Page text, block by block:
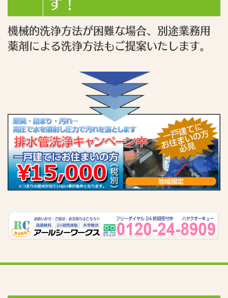
す！
機械的洗浄方法が困難な場合、別途業務用
薬剤による洗浄方法もご提案いたします。